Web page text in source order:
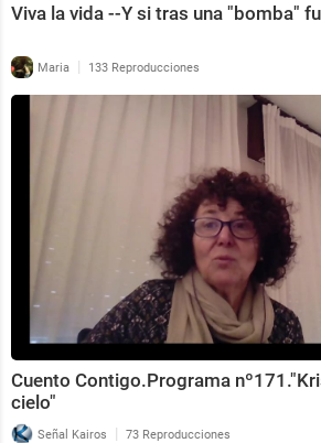
Viva la vida --Y si tras una "bomba"
Maria | 133 Reproducciones
Cuento Contigo.Programa
cielo"
Señal Kairos | 73 Reproducciones